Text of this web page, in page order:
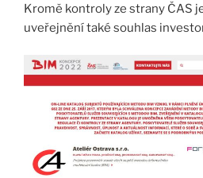
Kromě kontroly ze strany ČAS
uveřejnění také souhlas